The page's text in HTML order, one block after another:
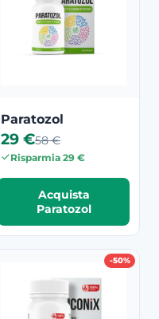
Paratozol
29 €58 €
Risparmia 29 €
Acquista
Paratozol
-50%